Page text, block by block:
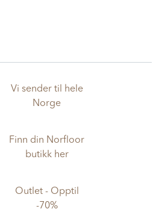
Vi sender til hele
Norge
Finn din Norfloor
butikk her
Outlet - Opptil
-70%